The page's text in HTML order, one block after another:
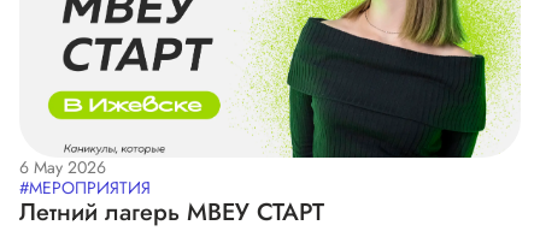
6 May 2026
#МЕРОПРИЯТИЯ
Летний лагерь МВЕУ СТАРТ